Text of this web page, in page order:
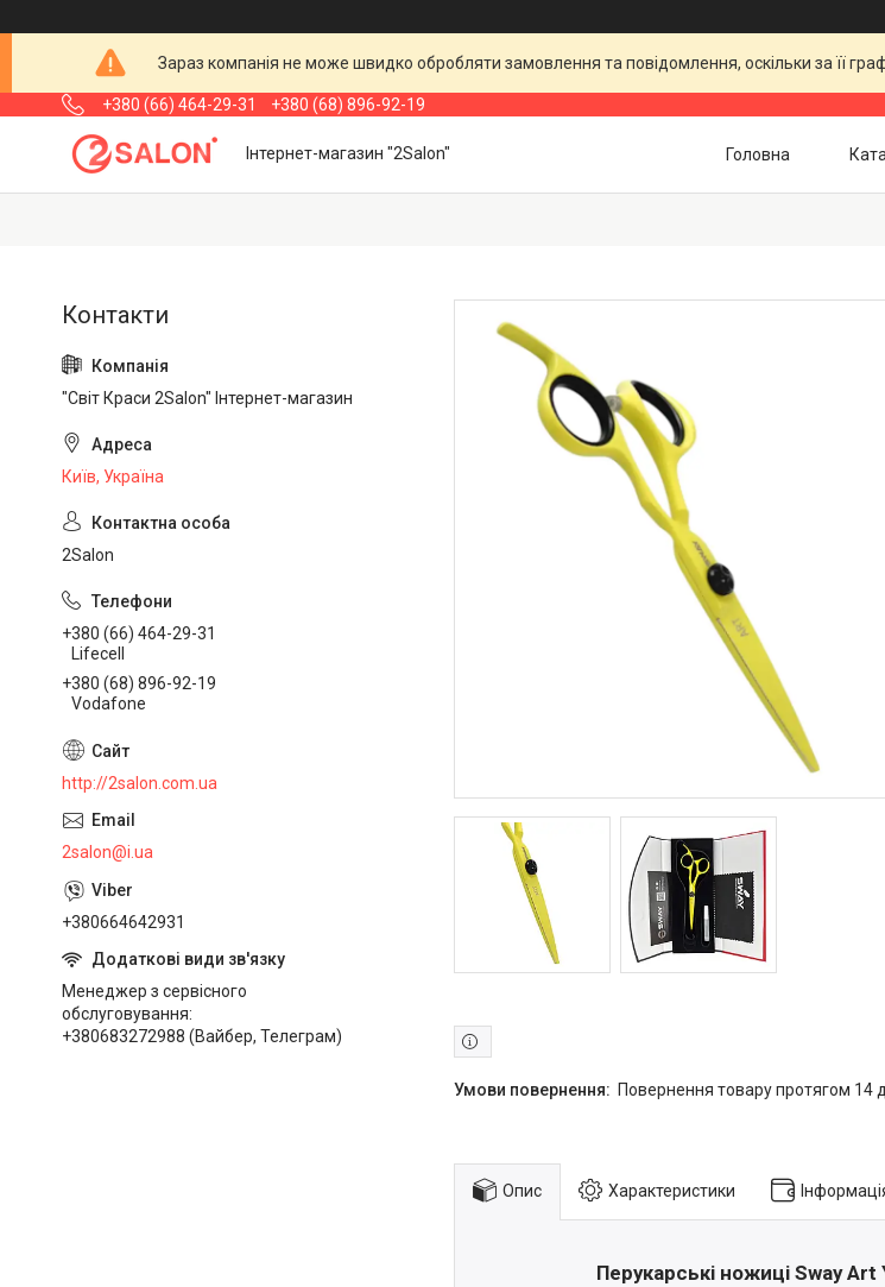
Зараз компанія не може швидко обробляти замовлення та повідомлення, оскільки за її
+380 (66) 464-29-31 +380 (68) 896-92-19
Інтернет-магазин "2Salon" Головна
повернення товару протягом 14
Опис Характеристики
Перукарські ножиці Sway
"Світ Краси 2Salon" Інтернет-магазин
Київ, Україна
2Salon
+380 (66) 464-29-31
Lifecell
+380 (68) 896-92-19
Vodafone
http://2salon.com.ua
2salon@i.ua
+380664642931
Менеджер з сервісного
обслуговування
+380683272988 (Вайбер, Телеграм)